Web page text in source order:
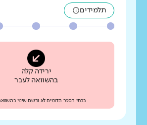
תלמידים
ירידה קלה
בהשוואה לעבר
בבתי הספר הדומים לא נרשם שינוי